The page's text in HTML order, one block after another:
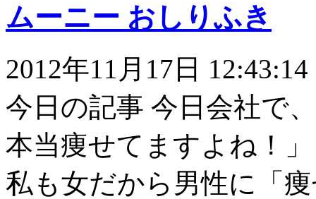
ムーニー おしりふき
2012年11月17日 12:43:14
今日の記事 今日会社で
本当痩せてますよね！
私も女だから男性に「